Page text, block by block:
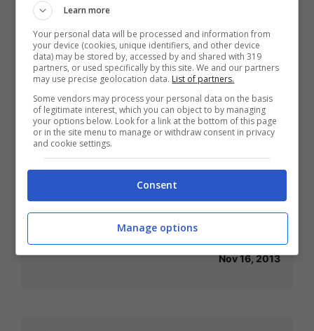
The voice of Italy 2 cerca il nuovo
conduttore e saluta Cocciante
Nov 27, 2013
Raffaella Carrà annuncia la sua
partecipazione a Sanremo 2014
Nov 16, 2013
Learn more
Your personal data will be processed and information from
your device (cookies, unique identifiers, and other device
data) may be stored by, accessed by and shared with 319
partners, or used specifically by this site. We and our partners
may use precise geolocation data. List of partners.
Some vendors may process your personal data on the basis
of legitimate interest, which you can object to by managing
your options below. Look for a link at the bottom of this page
or in the site menu to manage or withdraw consent in privacy
and cookie settings.
Consent
Manage options